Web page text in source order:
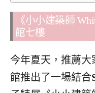
《小小建築師
館七樓
今年夏天，推薦
館推出了一場結合